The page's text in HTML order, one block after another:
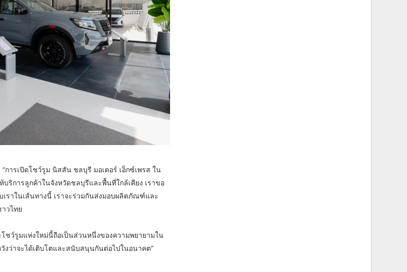
“การเปิดโชว์รูม นิสสัน ชลบุรี มอเตอร์ เอ็กซ์เพรส ใน
ริการลูกค้าในจังหวัดชลบุรีและพื้นที่ใกล้เคียง เราขอ
าในเส้นทางนี้ เราจะร่วมกันส่งมอบผลิตภัณฑ์และ
วไทย
ชว์รูมแห่งใหม่นี้ถือเป็นส่วนหนึ่งของความพยายามใน
งว่าจะได้เติบโตและสนับสนุนกันต่อไปในอนาคต”